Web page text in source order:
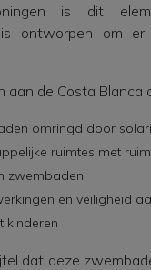
is dit
ontworpen om
aan de Costa Blanca
omringd door
ruimtes met
zwembaden
en veiligheid
kinderen
dat deze